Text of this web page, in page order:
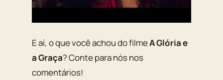
E aí, o que você achou do filmeA Glória e
a Graça? Conte para nós nos
comentários!